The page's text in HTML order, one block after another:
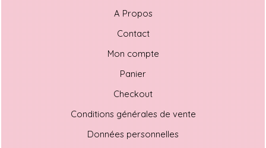
A Propos
Contact
Mon compte
Panier
Checkout
Conditions générales de vente
Données personnelles